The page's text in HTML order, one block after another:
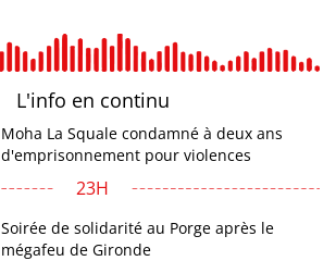
L'info en continu
Moha La Squale condamné à deux ans
d'emprisonnement pour violences
23H
Soirée de solidarité au Porge après le
mégafeu de Gironde